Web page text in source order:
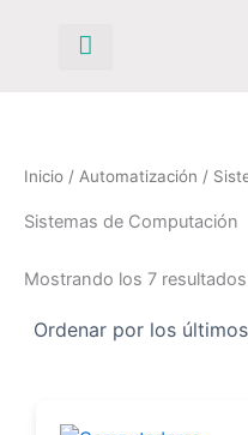
Inicio / Automatización /
Sistemas de Computación
Mostrando los 7 resultados